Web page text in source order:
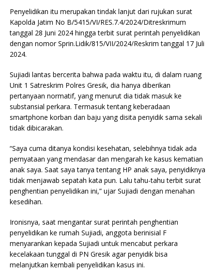
Penyelidikan itu merupakan tindak lanjut dari rujukan surat
Kapolda Jatim No B/5415/VI/RES.7.4/2024/Ditreskrimum
tanggal 28 Juni 2024 hingga terbit surat perintah penyelidikan
dengan nomor Sprin.Lidik/815/VII/2024/Reskrim tanggal 17 Juli
2024.
Sujiadi lantas bercerita bahwa pada waktu itu, di dalam ruang
Unit 1 Satreskrim Polres Gresik, dia hanya diberikan
pertanyaan normatif, yang menurut dia tidak masuk ke
substansial perkara. Termasuk tentang keberadaan
smartphone korban dan baju yang disita penyidik sama sekali
tidak dibicarakan.
“Saya cuma ditanya kondisi kesehatan, selebihnya tidak ada
pernyataan yang mendasar dan mengarah ke kasus kematian
anak saya. Saat saya tanya tentang HP anak saya, penyidiknya
tidak menjawab sepatah kata pun. Lalu tahu-tahu terbit surat
penghentian penyelidikan ini,” ujar Sujiadi dengan menahan
kesedihan.
Ironisnya, saat mengantar surat perintah penghentian
penyelidikan ke rumah Sujiadi, anggota berinisial F
menyarankan kepada Sujiadi untuk mencabut perkara
kecelakaan tunggal di PN Gresik agar penyidik bisa
melanjutkan kembali penyelidikan kasus ini.